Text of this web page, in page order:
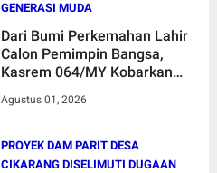
GENERASI MUDA
Dari Bumi Perkemahan Lahir
Calon Pemimpin Bangsa,
Kasrem 064/MY Kobarkan
Generasi Muda
Agustus 01, 2026
PROYEK DAM PARIT DESA
CIKARANG DISELIMUTI DUGAAN